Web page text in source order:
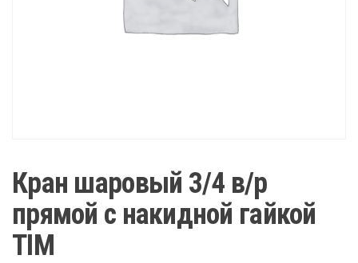
Кран шаровый 3/4 в/р
прямой с накидной гайкой
TIM